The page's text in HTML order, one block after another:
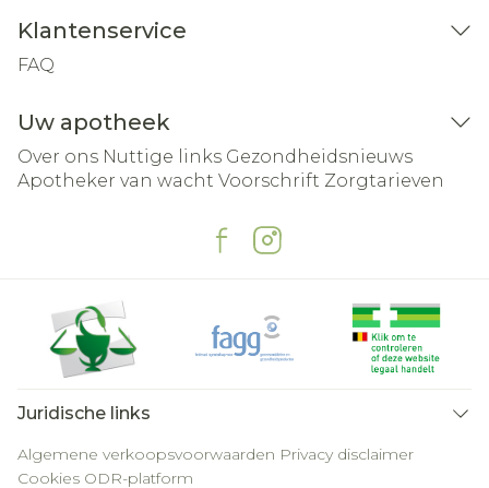
Klantenservice
FAQ
Uw apotheek
Over ons Nuttige links Gezondheidsnieuws
Apotheker van wacht Voorschrift Zorgtarieven
Juridische links
Algemene verkoopsvoorwaarden Privacy disclaimer
Cookies ODR-platform